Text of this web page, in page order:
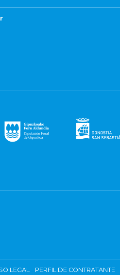
LEGAL PERFIL DE CONTRATANTE